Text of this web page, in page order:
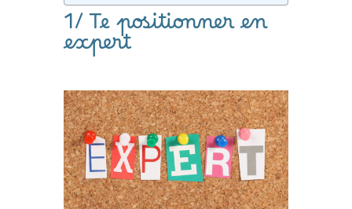
1/ Te positionner en
expert